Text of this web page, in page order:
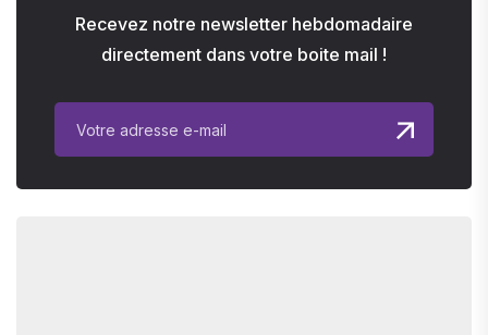
Recevez notre newsletter hebdomadaire
directement dans votre boite mail !